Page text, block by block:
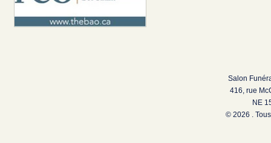
Salon
416, rue
NE
© 2026 .